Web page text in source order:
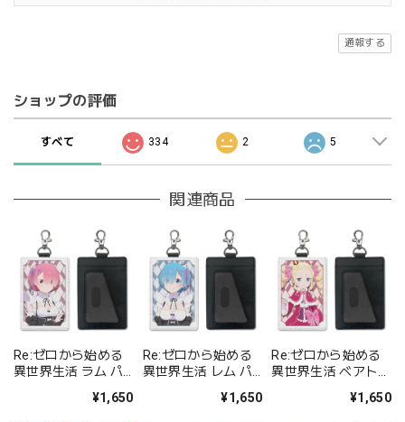
通報する
ショップの評価
すべて 334 2 5
関連商品
Re:ゼロから始める
異世界生活 ラム パ
¥1,650
Re:ゼロから始める
異世界生活 レム パ
¥1,650
Re:ゼロから始める
異世界生活 ベアトリ
¥1,650